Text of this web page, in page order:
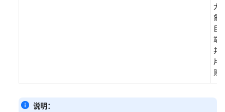
大
象
目
端
并
片
败
说明：